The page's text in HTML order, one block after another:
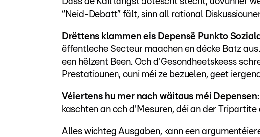
Dass de Käil längst dotëscht stécht, dovunner
“Neid-Debatt” fält, sinn all rational
Drëttens klammen eis Depensë Punkto
ëffentleche Secteur maachen en décke Batz
een hëlzent Been. Och d'Gesondheetskeess
Prestatiounen, ouni méi ze bezuelen, geet
Véiertens hu mer nach wäitaus méi Depensen:
kaschten an och d'Mesuren, déi an der
Alles wichteg Ausgaben, kann een